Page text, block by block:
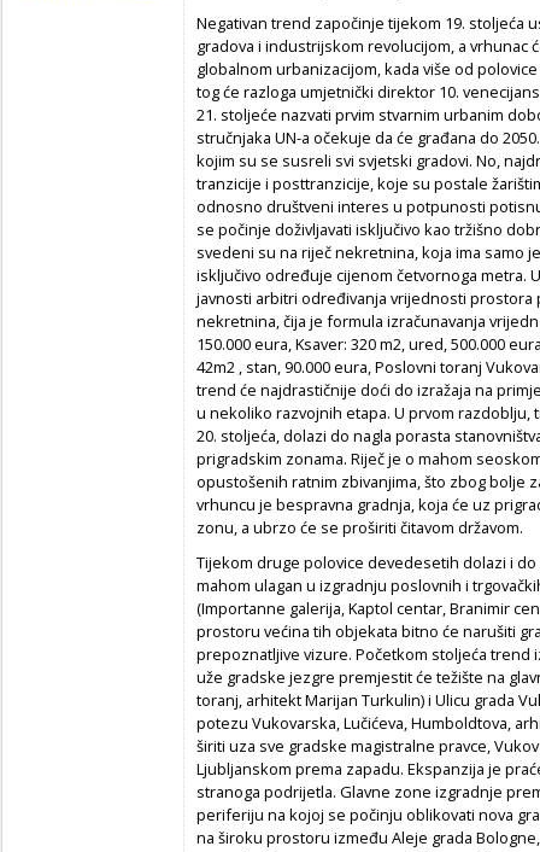
Negativan trend započinje tijekom 19. stoljeća
gradova i industrijskom revolucijom, a vrhunac
globalnom urbanizacijom, kada više od
tog će razloga umjetnički direktor 10.
21. stoljeće nazvati prvim stvarnim urbanim
stručnjaka UN-a očekuje da će građana do
kojim su se susreli svi svjetski gradovi. No,
tranzicije i posttranzicije, koje su postale
odnosno društveni interes u potpunosti
se počinje doživljavati isključivo kao tržišno
svedeni su na riječ nekretnina, koja ima samo
isključivo određuje cijenom četvornoga metra.
javnosti arbitri određivanja vrijednosti
nekretnina, čija je formula izračunavanja
150.000 eura, Ksaver: 320 m2, ured, 500.000
42m2 , stan, 90.000 eura, Poslovni toranj
trend će najdrastičnije doći do izražaja na
u nekoliko razvojnih etapa. U prvom
20. stoljeća, dolazi do nagla porasta
prigradskim zonama. Riječ je o mahom
opustošenih ratnim zbivanjima, što zbog bolje
vrhuncu je bespravna gradnja, koja će uz
zonu, a ubrzo će se proširiti čitavom državom.
Tijekom druge polovice devedesetih dolazi i
mahom ulagan u izgradnju poslovnih i
(Importanne galerija, Kaptol centar, Branimir
prostoru većina tih objekata bitno će narušiti
prepoznatljive vizure. Početkom stoljeća trend
uže gradske jezgre premjestit će težište na
toranj, arhitekt Marijan Turkulin) i Ulicu grada
potezu Vukovarska, Lučićeva, Humboldtova,
širiti uza sve gradske magistralne pravce,
Ljubljanskom prema zapadu. Ekspanzija je
stranoga podrijetla. Glavne zone izgradnje
periferiju na kojoj se počinju oblikovati nova
na široku prostoru između Aleje grada